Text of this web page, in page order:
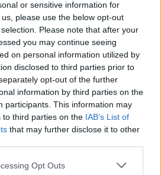
or sensitive information for
please use the below opt-out
Please note that after your
you may continue seeing
on personal information utilized by
disclosed to third parties prior to
opt-out of the further
information by third parties on the
participants. This information may
to third parties on the IAB’s List of
that may further disclose it to other
Opt Outs
oportunidad única para
que sean
sociedady que involucren a
enuna fundación
”. Lo ha destacado
del próximo mes de
general de la
para seguir contribuyendo
de vida de las personas,